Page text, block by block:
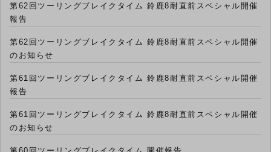
第62回ツーリングブレイクタイム 鈴鹿8耐直前スペシャル開催
報告
第62回ツーリングブレイクタイム 鈴鹿8耐直前スペシャル開催
のお知らせ
第61回ツーリングブレイクタイム 鈴鹿8耐直前スペシャル開催
報告
第61回ツーリングブレイクタイム 鈴鹿8耐直前スペシャル開催
のお知らせ